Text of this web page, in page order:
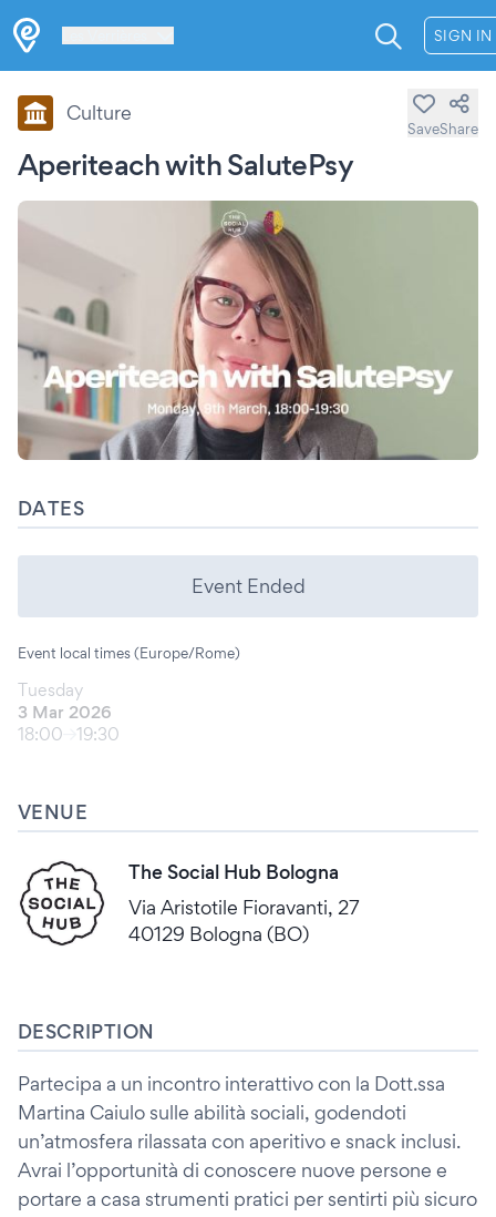
SIGN IN
Aperiteach with SalutePsy
Culture
SaveShare
DATES
Event Ended
Event local times (Europe/Rome)
Tuesday
3 Mar 2026
18:00
19:30
VENUE
The Social Hub Bologna
Via Aristotile Fioravanti, 27
40129 Bologna (BO)
DESCRIPTION
Partecipa a un incontro interattivo con la Dott.ssa
Martina Caiulo sulle abilità sociali, godendoti
un’atmosfera rilassata con aperitivo e snack inclusi.
Avrai l’opportunità di conoscere nuove persone e
portare a casa strumenti pratici per sentirti più sicuro